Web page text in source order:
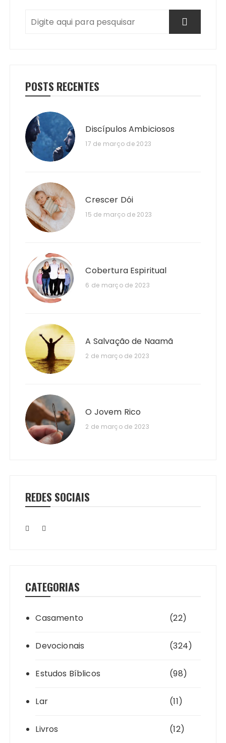
POSTS RECENTES
Discípulos Ambiciosos
17 de março de 2023
Crescer Dói
15 de março de 2023
Cobertura Espiritual
6 de março de 2023
A Salvação de Naamã
2 de março de 2023
O Jovem Rico
2 de março de 2023
REDES SOCIAIS
CATEGORIAS
Casamento (22)
Devocionais (324)
Estudos Bíblicos (98)
Lar (11)
Livros (12)